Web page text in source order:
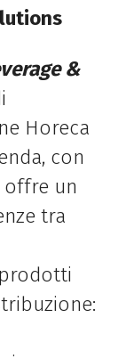
&
Horeca
con
offre un
tra